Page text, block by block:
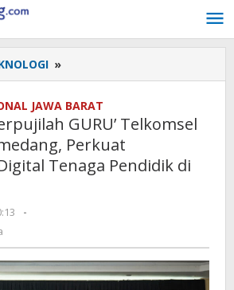
»
'Terpujilah
Telkomsel
Digelar
di
Sumedang,
Pendidik
di
Era
JAWA BARAT
GURU’ Telkomsel
Perkuat
Tenaga Pendidik di
oleh
-